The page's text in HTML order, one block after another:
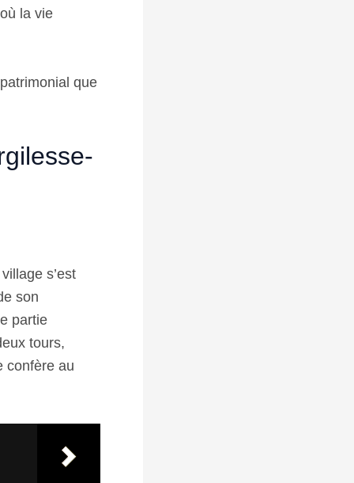
la vie
que
s’est
son
partie
tours,
confère au